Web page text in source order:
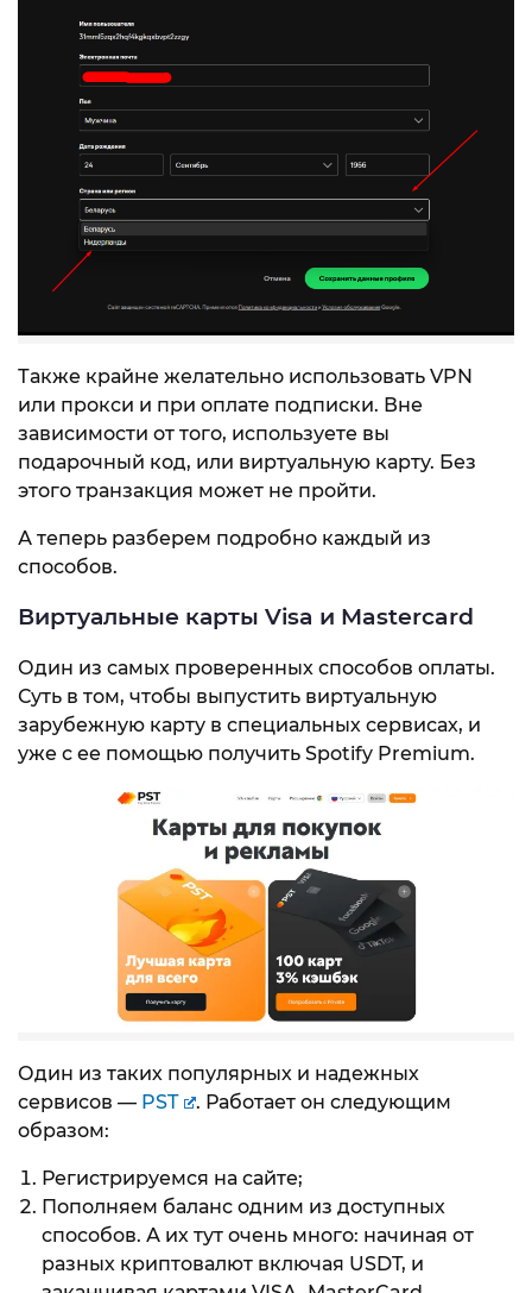
Также крайне желательно использовать VPN
или прокси и при оплате подписки. Вне
зависимости от того, используете вы
подарочный код, или виртуальную карту. Без
этого транзакция может не пройти.
А теперь разберем подробно каждый из
способов.
Виртуальные карты Visa и Mastercard
Один из самых проверенных способов оплаты.
Суть в том, чтобы выпустить виртуальную
зарубежную карту в специальных сервисах, и
уже с ее помощью получить Spotify Premium.
Один из таких популярных и надежных
сервисов — PST
. Работает он следующим
образом:
Регистрируемся на сайте;
Пополняем баланс одним из доступных
способов. А их тут очень много: начиная от
разных криптовалют включая USDT, и